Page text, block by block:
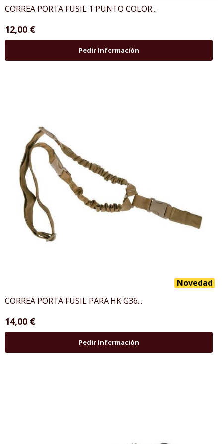
CORREA PORTA FUSIL 1 PUNTO COLOR...
12,00 €
Pedir Información
Novedad
CORREA PORTA FUSIL PARA HK G36...
14,00 €
Pedir Información